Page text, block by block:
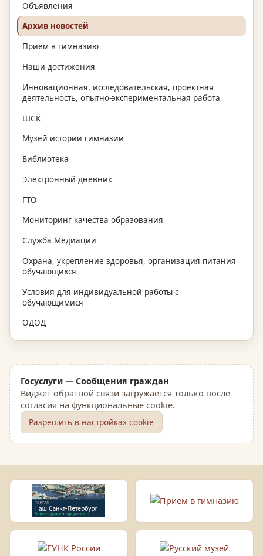
Объявления
Архив новостей
Приём в гимназию
Наши достижения
Инновационная, исследовательская, проектная
деятельность, опытно-экспериментальная работа
ШСК
Музей истории гимназии
Библиотека
Электронный дневник
ГТО
Мониторинг качества образования
Служба Медиации
Охрана, укрепление здоровья, организация питания
обучающихся
Условия для индивидуальной работы с
обучающимися
ОДОД
Госуслуги — Сообщения граждан
Виджет обратной связи загружается только после
согласия на функциональные cookie.
Разрешить в настройках cookie